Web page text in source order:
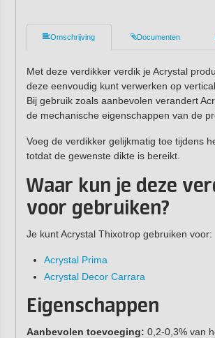
Omschrijving Documenten
Met deze verdikker verdik je Acrystal
deze eenvoudig kunt verwerken op
Bij gebruik zoals aanbevolen verandert
de mechanische eigenschappen van de
Voeg de verdikker gelijkmatig toe tijdens
totdat de gewenste dikte is bereikt.
Waar kun je deze
voor gebruiken?
Je kunt Acrystal Thixotrop gebruiken voor:
Acrystal Prima
Acrystal Decor Carrara
Eigenschappen
Aanbevolen toevoeging: 0,2-0,3% van